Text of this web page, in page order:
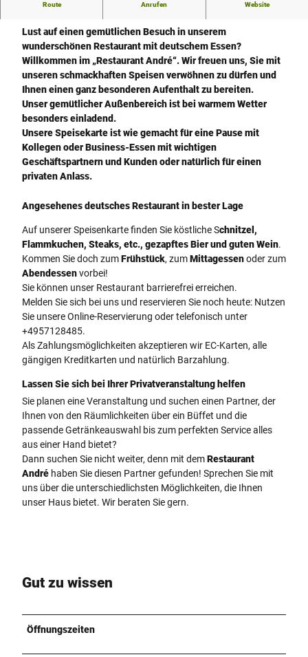
Route Anrufen Website
Restaurant André
Lust auf einen gemütlichen Besuch in unserem
wunderschönen Restaurant mit deutschem Essen?
Willkommen im „Restaurant André“. Wir freuen uns, Sie mit
unseren schmackhaften Speisen verwöhnen zu dürfen und
Ihnen einen ganz besonderen Aufenthalt zu bereiten.
Unser gemütlicher Außenbereich ist bei warmem Wetter
besonders einladend.
Unsere Speisekarte ist wie gemacht für eine Pause mit
Kollegen oder Business-Essen mit wichtigen
Geschäftspartnern und Kunden oder natürlich für einen
privaten Anlass.
Angesehenes deutsches Restaurant in bester Lage
Auf unserer Speisenkarte finden Sie köstliche Schnitzel,
Flammkuchen, Steaks, etc., gezapftes Bier und guten Wein.
Kommen Sie doch zumFrühstück, zumMittagessenoder zum
Abendessenvorbei!
Sie können unser Restaurant barrierefrei erreichen.
Melden Sie sich bei uns und reservieren Sie noch heute: Nutzen
Sie unsere Online-Reservierung oder telefonisch unter
+4957128485.
Als Zahlungsmöglichkeiten akzeptieren wir EC-Karten, alle
gängigen Kreditkarten und natürlich Barzahlung.
Lassen Sie sich bei Ihrer Privatveranstaltung helfen
Sie planen eine Veranstaltung und suchen einen Partner, der
Ihnen von den Räumlichkeiten über ein Büffet und die
passende Getränkeauswahl bis zum perfekten Service alles
aus einer Hand bietet?
Dann suchen Sie nicht weiter, denn mit demRestaurant
André haben Sie diesen Partner gefunden! Sprechen Sie mit
uns über die unterschiedlichsten Möglichkeiten, die Ihnen
unser Haus bietet. Wir beraten Sie gern.
Gut zu wissen
Öffnungszeiten